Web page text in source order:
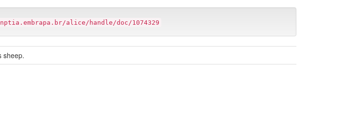
alice/handle/doc/1074329
sheep.